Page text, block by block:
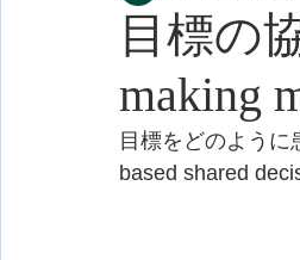
フィジカルアセスメント 仕
目標の
making
目標をどのよう
based shared